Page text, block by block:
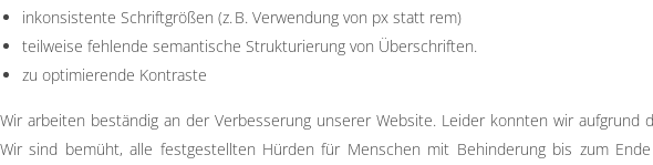
inkonsistente Schriftgrößen (z. B. Verwendung von px statt rem)
teilweise fehlende semantische Strukturierung von Überschriften.
zu optimierende Kontraste
Wir arbeiten beständig an der Verbesserung unserer Website. Leider konnten wir
Wir sind bemüht, alle festgestellten Hürden für Menschen mit Behinderung bis zum